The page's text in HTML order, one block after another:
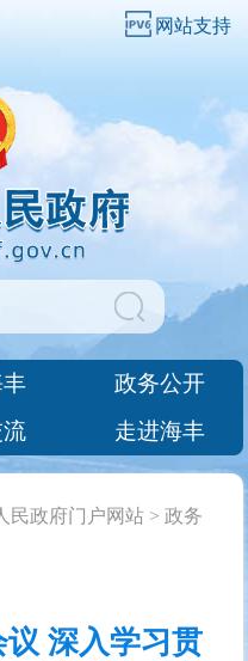
网站支持
政务公开
走进海丰
民政府门户网站 >政务
深入学习贯